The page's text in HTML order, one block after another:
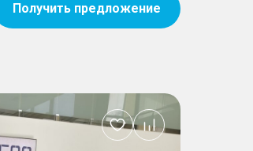
Получить предложение
Добавить
в